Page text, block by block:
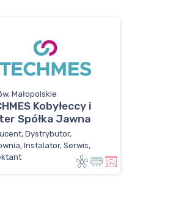
Małopolskie
Kobyłeccy i
Spółka Jawna
Dystrybutor,
Instalator, Serwis,